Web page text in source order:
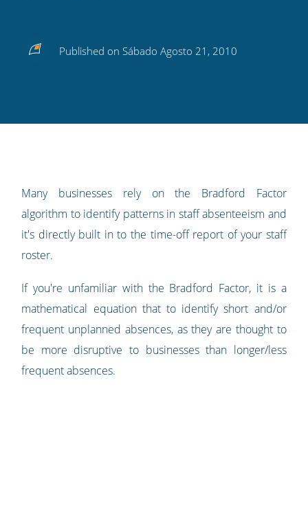
Share
Twitter
Share
Facebook
Share
LinkedIn
Share
Pinterest
Subscribe
blog's
Published on Sábado Agosto 21, 2010
Many businesses rely on the Bradford Factor
algorithm to identify patterns in staff absenteeism and
it's directly built in to the time-off report of your staff
roster.
If you're unfamiliar with the Bradford Factor, it is a
mathematical equation that to identify short and/or
frequent unplanned absences, as they are thought to
be more disruptive to businesses than longer/less
frequent absences.